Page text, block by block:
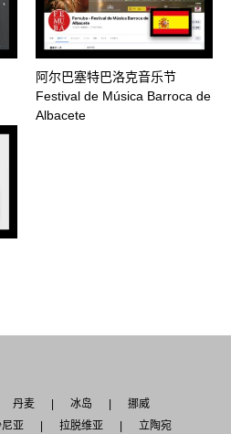
阿尔巴塞特巴洛克音乐节
Festival de Música Barroca de
Albacete
丹麦 冰岛
挪威
亚 拉脱维亚
立陶宛